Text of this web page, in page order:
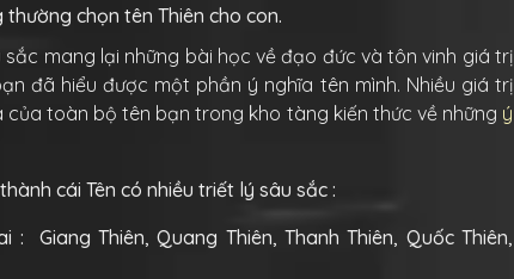
chọn tên Thiên cho con.
mang lại những bài học về đạo đức và tôn vinh giá trị
đã hiểu được một phần ý nghĩa tên mình. Nhiều giá trị
toàn bộ tên bạn trong kho tàng kiến thức về những ý
cái Tên có nhiều triết lý sâu sắc :
Giang Thiên, Quang Thiên, Thanh Thiên, Quốc Thiên,